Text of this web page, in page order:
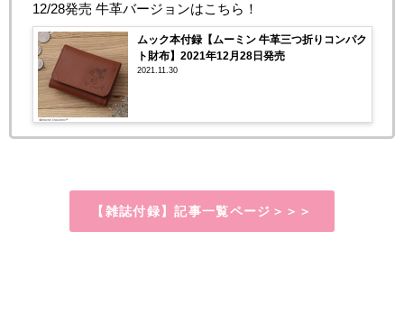
12/28発売 牛革バージョンはこちら！
ムック本付録【ムーミン 牛革三つ折りコンパク
ト財布】2021年12月28日発売
2021.11.30
【雑誌付録】記事一覧ページ＞＞＞